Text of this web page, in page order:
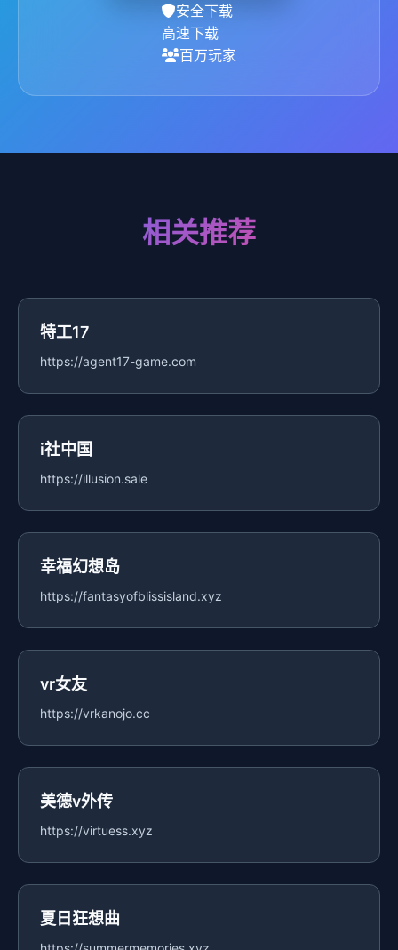
安全下载
高速下载
百万玩家
相关推荐
特工17
https://agent17-game.com
i社中国
https://illusion.sale
幸福幻想岛
https://fantasyofblissisland.xyz
vr女友
https://vrkanojo.cc
美德v外传
https://virtuess.xyz
夏日狂想曲